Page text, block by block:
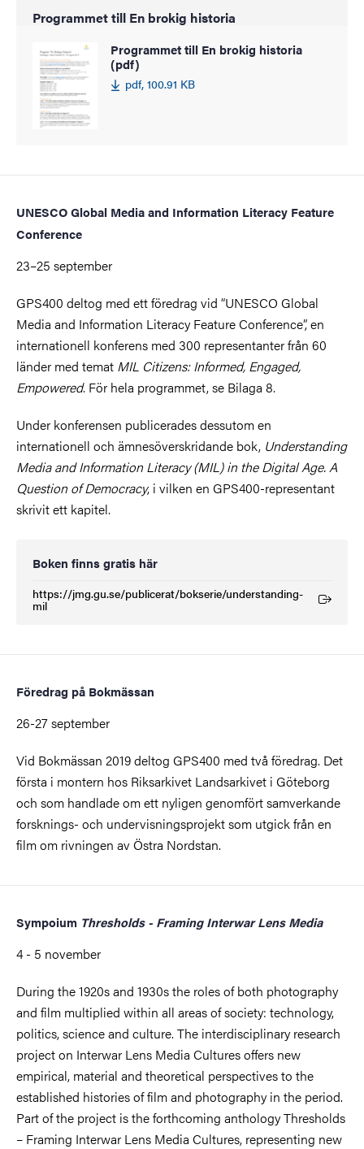
Programmet till En brokig historia
Programmet till En brokig historia
(pdf)
pdf, 100.91 KB
UNESCO Global Media and Information Literacy Feature
Conference
23–25 september
GPS400 deltog med ett föredrag vid “UNESCO Global
Media and Information Literacy Feature Conference”, en
internationell konferens med 300 representanter från 60
länder med temat MIL Citizens: Informed, Engaged,
Empowered. För hela programmet, se Bilaga 8.
Under konferensen publicerades dessutom en
internationell och ämnesöverskridande bok, Understanding
Media and Information Literacy (MIL) in the Digital Age. A
Question of Democracy, i vilken en GPS400-representant
skrivit ett kapitel.
Boken finns gratis här
https://jmg.gu.se/publicerat/bokserie/understanding-
mil
(Extern länk)
Föredrag på Bokmässan
26-27 september
Vid Bokmässan 2019 deltog GPS400 med två föredrag. Det
första i montern hos Riksarkivet Landsarkivet i Göteborg
och som handlade om ett nyligen genomfört samverkande
forsknings- och undervisningsprojekt som utgick från en
film om rivningen av Östra Nordstan.
Sympoium Thresholds - Framing Interwar Lens Media
4 - 5 november
During the 1920s and 1930s the roles of both photography
and film multiplied within all areas of society: technology,
politics, science and culture. The interdisciplinary research
project on Interwar Lens Media Cultures offers new
empirical, material and theoretical perspectives to the
established histories of film and photography in the period.
Part of the project is the forthcoming anthology Thresholds
– Framing Interwar Lens Media Cultures, representing new